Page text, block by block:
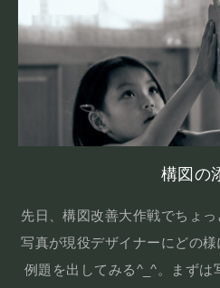
構図の
先日、構図改善大作戦でちょ
写真が現役デザイナーにどの
例題を出してみる^_^。まずは